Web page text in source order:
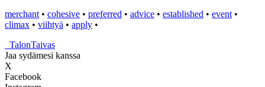
merchant • cohesive • preferred • advice • established • event •
climax • viihtyä • apply •
TalonTaivas
Jaa sydämesi kanssa
X
Facebook